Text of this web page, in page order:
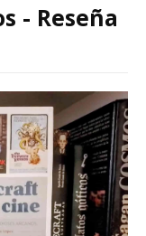
- Reseña